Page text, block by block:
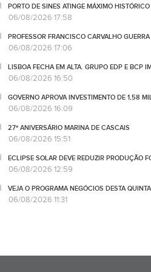
PORTO DE SINES ATINGE MÁXIMO
06/08/2026 17:58
PROFESSOR FRANCISCO CARVALHO
06/08/2026 17:06
LISBOA FECHA EM ALTA. GRUPO EDP E BCP
06/08/2026 16:50
GOVERNO APROVA INVESTIMENTO DE 1,58
06/08/2026 16:09
27º ANIVERSÁRIO MARINA DE CASCAIS
06/08/2026 15:51
ECLIPSE SOLAR DEVE REDUZIR PRODUÇÃO
06/08/2026 12:59
VEJA O PROGRAMA NEGÓCIOS DESTA
06/08/2026 11:31